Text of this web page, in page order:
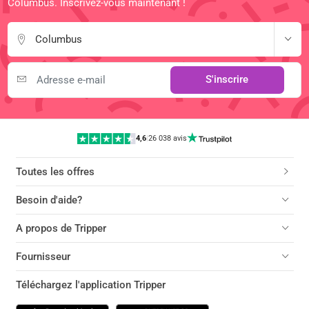
Columbus. Inscrivez-vous maintenant !
Columbus
S'inscrire
4,6 |26 038 avis
Toutes les offres
Besoin d'aide?
A propos de Tripper
Fournisseur
Téléchargez l'application Tripper